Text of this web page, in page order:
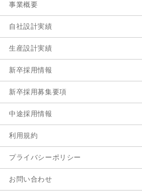
事業概要
自社設計実績
生産設計実績
新卒採用情報
新卒採用募集要項
中途採用情報
利用規約
プライバシーポリシー
お問い合わせ